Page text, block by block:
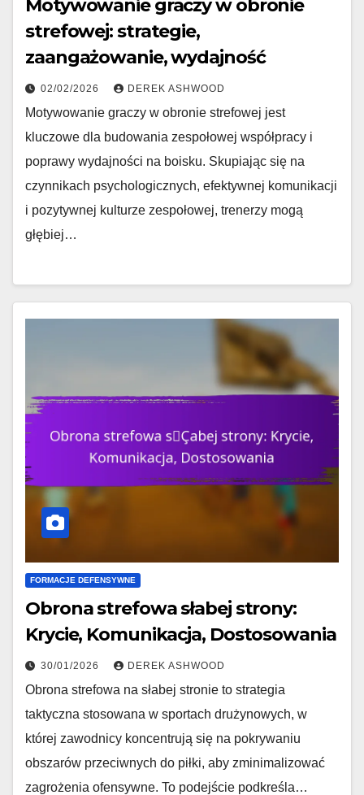
Motywowanie graczy w obronie
strefowej: strategie,
zaangażowanie, wydajność
02/02/2026 DEREK ASHWOOD
Motywowanie graczy w obronie strefowej jest
kluczowe dla budowania zespołowej współpracy i
poprawy wydajności na boisku. Skupiając się na
czynnikach psychologicznych, efektywnej komunikacji
i pozytywnej kulturze zespołowej, trenerzy mogą
głębiej…
FORMACJE DEFENSYWNE
Obrona strefowa słabej strony:
Krycie, Komunikacja, Dostosowania
30/01/2026 DEREK ASHWOOD
Obrona strefowa na słabej stronie to strategia
taktyczna stosowana w sportach drużynowych, w
której zawodnicy koncentrują się na pokrywaniu
obszarów przeciwnych do piłki, aby zminimalizować
zagrożenia ofensywne. To podejście podkreśla…